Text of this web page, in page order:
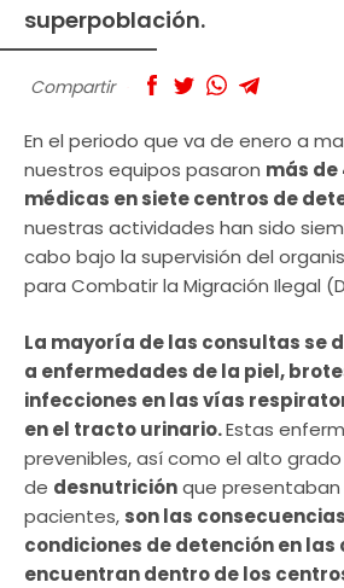
superpoblación.
Compartir
En el periodo que va de enero a
nuestros equipos pasaron más de
médicas en siete centros de
nuestras actividades han sido
cabo bajo la supervisión del
para Combatir la Migración Ilegal
La mayoría de las consultas se
a enfermedades de la piel,
infecciones en las vías
en el tracto urinario.Estas
prevenibles, así como el alto grado
de desnutriciónque presentaban
pacientes, son las
condiciones de detención en las
encuentran dentro de los